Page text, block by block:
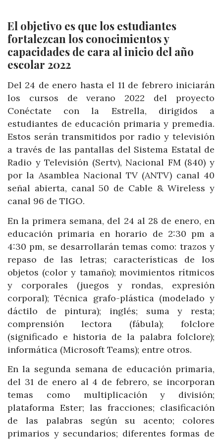
El objetivo es que los estudiantes
fortalezcan los conocimientos y
capacidades de cara al inicio del año
escolar 2022
Del 24 de enero hasta el 11 de febrero iniciarán
los cursos de verano 2022 del proyecto
Conéctate con la Estrella, dirigidos a
estudiantes de educación primaria y premedia.
Estos serán transmitidos por radio y televisión
a través de las pantallas del Sistema Estatal de
Radio y Televisión (Sertv), Nacional FM (840) y
por la Asamblea Nacional TV (ANTV) canal 40
señal abierta, canal 50 de Cable & Wireless y
canal 96 de TIGO.
En la primera semana, del 24 al 28 de enero, en
educación primaria en horario de 2:30 pm a
4:30 pm, se desarrollarán temas como: trazos y
repaso de las letras; características de los
objetos (color y tamaño); movimientos rítmicos
y corporales (juegos y rondas, expresión
corporal); Técnica grafo-plástica (modelado y
dáctilo de pintura); inglés; suma y resta;
comprensión lectora (fábula); folclore
(significado e historia de la palabra folclore);
informática (Microsoft Teams); entre otros.
En la segunda semana de educación primaria,
del 31 de enero al 4 de febrero, se incorporan
temas como multiplicación y división;
plataforma Ester; las fracciones; clasificación
de las palabras según su acento; colores
primarios y secundarios; diferentes formas de